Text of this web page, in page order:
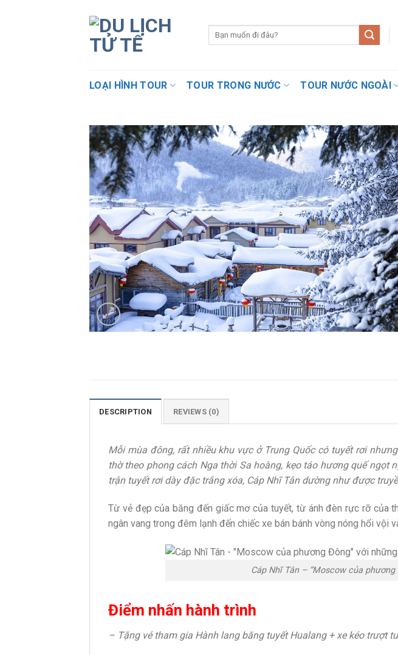
LOẠI HÌNH TOUR TOUR TRONG NƯỚC TOUR NƯỚC NGOÀI
DESCRIPTION REVIEWS (0)
Mỗi mùa đông, rất nhiều khu vực ở Trung Quốc có tuyết rơi
thờ theo phong cách Nga thời Sa hoàng, kẹo táo hương quế
trận tuyết rơi dày đặc trắng xóa, Cáp Nhĩ Tân dường như được
Từ vẻ đẹp của băng đến giấc mơ của tuyết, từ ánh đèn rực rỡ của
ngân vang trong đêm lạnh đến chiếc xe bán bánh vòng nóng hổi vội
Cáp Nhĩ Tân – “Moscow của
Điểm nhấn hành trình
– Tặng vé tham gia Hành lang băng tuyết Hualang + xe kéo trượt